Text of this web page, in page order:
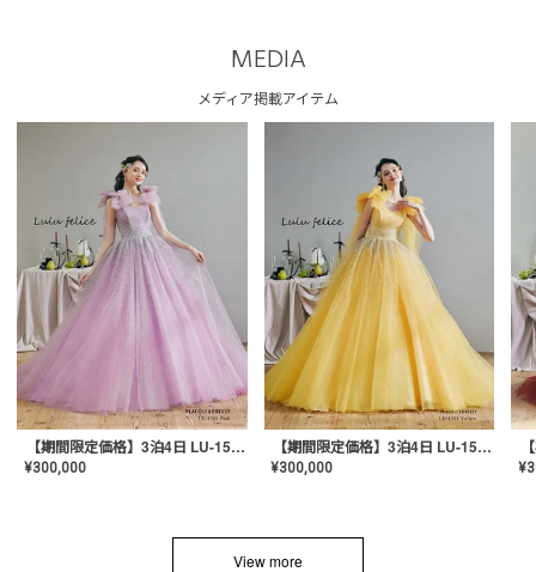
MEDIA
メディア掲載アイテム
【期間限定価格】3泊4日 LU-1501(Pink)
¥300,000
【期間限定価格】3泊4日 LU-1501(Yellow)
¥300,000 ¥
View more